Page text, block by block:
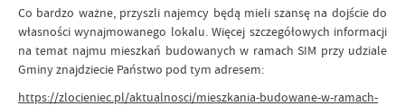
Co bardzo ważne, przyszli najemcy będą mieli szansę na dojście do
własności wynajmowanego lokalu. Więcej szczegółowych informacji
na temat najmu mieszkań budowanych w ramach SIM przy udziale
Gminy znajdziecie Państwo pod tym adresem:
https://zlocieniec.pl/aktualnosci/mieszkania-budowane-w-ramach-